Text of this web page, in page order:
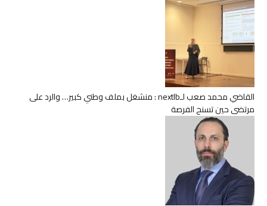
القاضي محمد صعب لـnextlb : منشغل بملف وطني كبير… والرد على
مرتضى حين تسنح الفرصة